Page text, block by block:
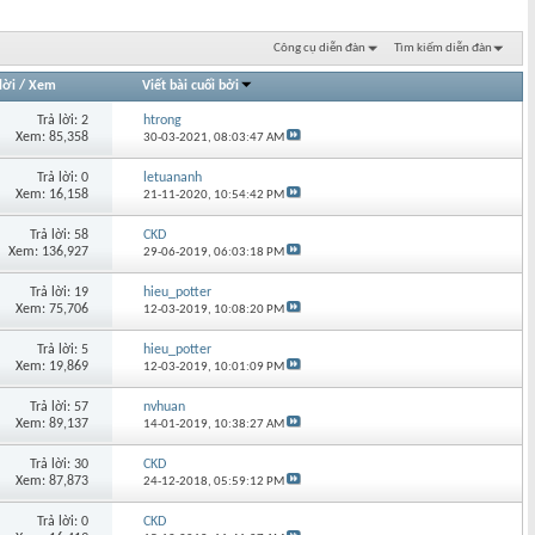
Công cụ diễn đàn Tìm kiếm diễn đàn
/ Xem Viết bài cuối bởi
Trả lời: 2
Xem: 85,358
htrong
30-03-2021,08:03:47 AM
Trả lời: 0
Xem: 16,158
letuananh
21-11-2020, 10:54:42 PM
Trả lời: 58
Xem: 136,927
CKD
29-06-2019,06:03:18 PM
Trả lời: 19
Xem: 75,706
hieu_potter
12-03-2019, 10:08:20 PM
Trả lời: 5
Xem: 19,869
hieu_potter
12-03-2019, 10:01:09 PM
Trả lời: 57
Xem: 89,137
nvhuan
14-01-2019, 10:38:27 AM
Trả lời: 30
Xem: 87,873
CKD
24-12-2018,05:59:12 PM
Trả lời: 0
CKD